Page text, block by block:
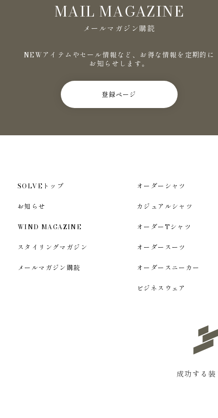
MAIL MAGAZINE
メールマガジン購読
NEWアイテムやセール情報など、お得な情報を定期的に
お知らせします。
登録ページ
SOLVEトップ
お知らせ
WIND MAGAZINE
スタイリングマガジン
メールマガジン購読
オーダーシャツ
カジュアルシャツ
オーダーTシャツ
オーダースーツ
オーダースニーカー
ビジネスウェア
成功する